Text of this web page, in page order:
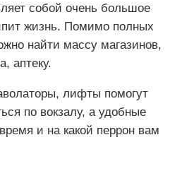
собой очень большое
жизнь. Помимо полных
найти массу магазинов,
аптеку.
лифты помогут
по вокзалу, а удобные
и на какой перрон вам